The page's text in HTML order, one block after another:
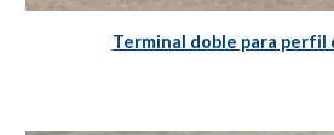
Terminal doble para perfil